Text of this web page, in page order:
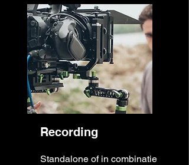
Recording
Standalone of in combinatie